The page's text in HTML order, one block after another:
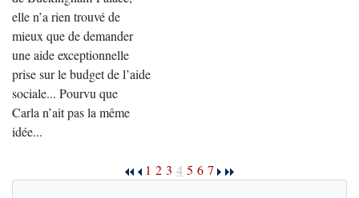
elle n’a rien trouvé de
mieux que de demander
une aide exceptionnelle
prise sur le budget de l’aide
sociale... Pourvu que
Carla n’ait pas la même
idée...
1 2 3 4 5 6 7